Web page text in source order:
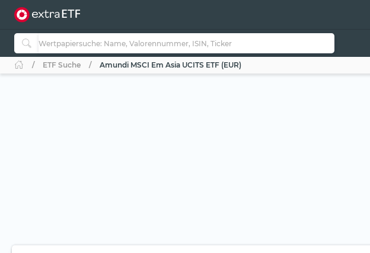
ETF Suche Amundi MSCI Em Asia UCITS ETF (EUR)